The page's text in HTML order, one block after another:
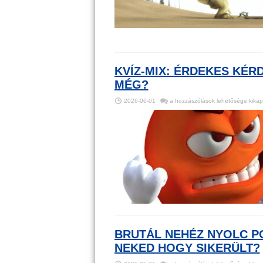
Te?
bejegyzéshez
KVÍZ-MIX: ÉRDEKES
MÉG?
2026-06-01
Kvíz-
bejegyzéshez
a hozzászólások lehetősége
BRUTÁL NEHÉZ NYOLC
NEKED HOGY SIKERÜLT?